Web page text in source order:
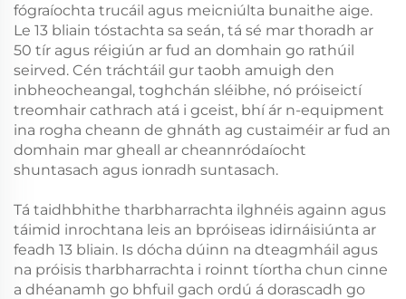
fógraíochta trucáil agus meicniúlta bunaithe aige.
Le 13 bliain tóstachta sa seán, tá sé mar thoradh ar
50 tír agus réigiún ar fud an domhain go rathúil
seirved. Cén tráchtáil gur taobh amuigh den
inbheocheangal, toghchán sléibhe, nó próiseictí
treomhair cathrach atá i gceist, bhí ár n-equipment
ina rogha cheann de ghnáth ag custaiméir ar fud an
domhain mar gheall ar cheannródaíocht
shuntasach agus ionradh suntasach.
Tá taidhbhithe tharbharrachta ilghnéis againn agus
táimid inrochtana leis an bpróiseas idirnáisiúnta ar
feadh 13 bliain. Is dócha dúinn na dteagmháil agus
na próisis tharbharrachta i roinnt tíortha chun cinne
a dhéanamh go bhfuil gach ordú á dorascadh go